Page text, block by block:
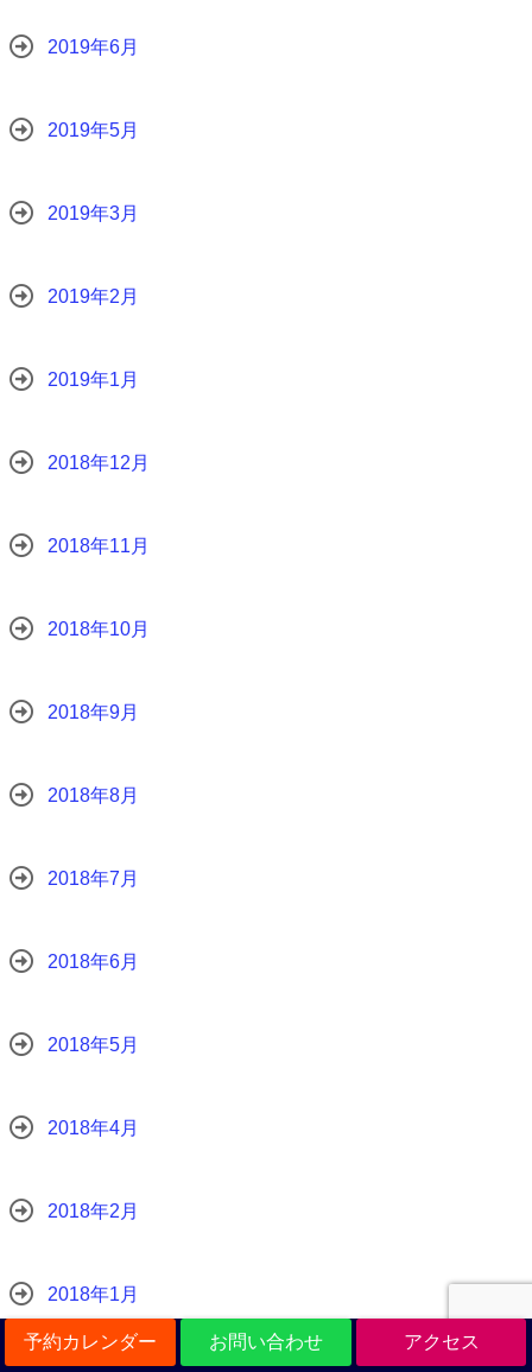
予約カレンダー お問い合わせ アクセス
2019年6月
2019年5月
2019年3月
2019年2月
2019年1月
2018年12月
2018年11月
2018年10月
2018年9月
2018年8月
2018年7月
2018年6月
2018年5月
2018年4月
2018年2月
2018年1月